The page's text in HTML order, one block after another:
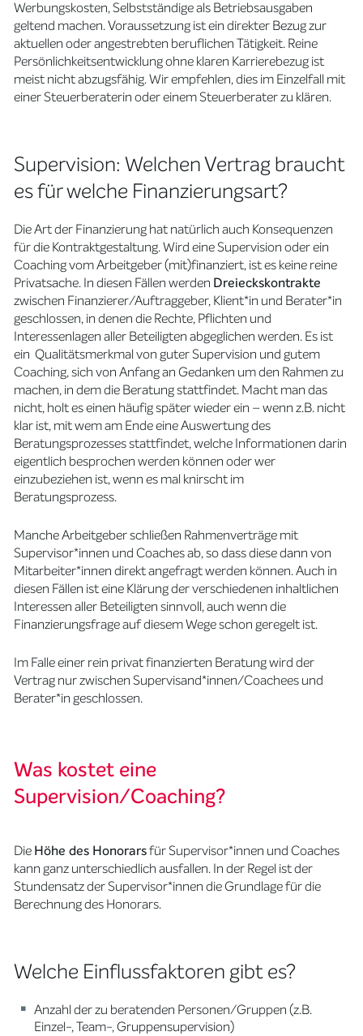
Werbungskosten, Selbstständige als Betriebsausgaben
geltend machen. Voraussetzung ist ein direkter Bezug zur
aktuellen oder angestrebten beruflichen Tätigkeit. Reine
Persönlichkeitsentwicklung ohne klaren Karrierebezug ist
meist nicht abzugsfähig. Wir empfehlen, dies im Einzelfall mit
einer Steuerberaterin oder einem Steuerberater zu klären.
Supervision: Welchen Vertrag braucht
es für welche Finanzierungsart?
Die Art der Finanzierung hat natürlich auch Konsequenzen
für die Kontraktgestaltung. Wird eine Supervision oder ein
Coaching vom Arbeitgeber (mit)finanziert, ist es keine reine
Privatsache. In diesen Fällen werden Dreieckskontrakte
zwischen Finanzierer/Auftraggeber, Klient*in und Berater*in
geschlossen, in denen die Rechte, Pflichten und
Interessenlagen aller Beteiligten abgeglichen werden. Es ist
ein Qualitätsmerkmal von guter Supervision und gutem
Coaching, sich von Anfang an Gedanken um den Rahmen zu
machen, in dem die Beratung stattfindet. Macht man das
nicht, holt es einen häufig später wieder ein – wenn z.B. nicht
klar ist, mit wem am Ende eine Auswertung des
Beratungsprozesses stattfindet, welche Informationen darin
eigentlich besprochen werden können oder wer
einzubeziehen ist, wenn es mal knirscht im
Beratungsprozess.
Manche Arbeitgeber schließen Rahmenverträge mit
Supervisor*innen und Coaches ab, so dass diese dann von
Mitarbeiter*innen direkt angefragt werden können. Auch in
diesen Fällen ist eine Klärung der verschiedenen inhaltlichen
Interessen aller Beteiligten sinnvoll, auch wenn die
Finanzierungsfrage auf diesem Wege schon geregelt ist.
Im Falle einer rein privat finanzierten Beratung wird der
Vertrag nur zwischen Supervisand*innen/Coachees und
Berater*in geschlossen.
Was kostet eine
Supervision/Coaching?
DieHöhe des Honorarsfür Supervisor*innen und Coaches
kann ganz unterschiedlich ausfallen. In der Regel ist der
Stundensatz der Supervisor*innen die Grundlage für die
Berechnung des Honorars.
Welche Einflussfaktoren gibt es?
Anzahl der zu beratenden Personen/Gruppen (z.B.
Einzel-, Team-, Gruppensupervision)